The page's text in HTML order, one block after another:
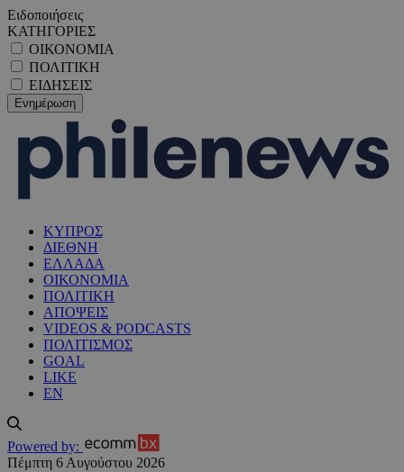
Ειδοποιήσεις
ΚΑΤΗΓΟΡΙΕΣ
ΟΙΚΟΝΟΜΙΑ
ΠΟΛΙΤΙΚΗ
ΕΙΔΗΣΕΙΣ
ΚΥΠΡΟΣ
ΔΙΕΘΝΗ
ΕΛΛΑΔΑ
ΟΙΚΟΝΟΜΙΑ
ΠΟΛΙΤΙΚΗ
ΑΠΟΨΕΙΣ
VIDEOS & PODCASTS
ΠΟΛΙΤΙΣΜΟΣ
GOAL
LIKE
EN
Powered by:
Πέμπτη 6 Αυγούστου 2026